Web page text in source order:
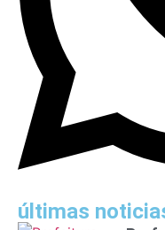
últimas